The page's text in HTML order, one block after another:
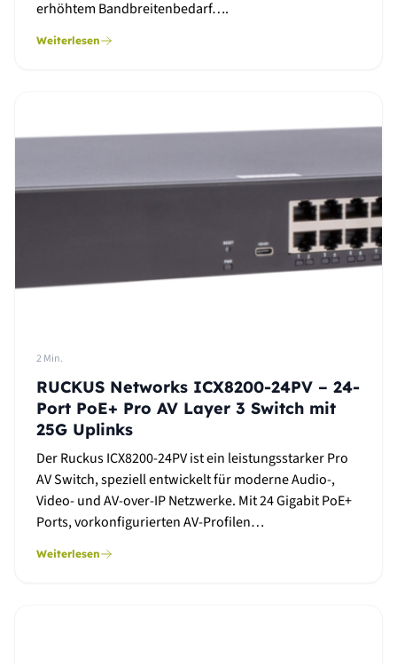
erhöhtem Bandbreitenbedarf….
Weiterlesen
2 Min.
RUCKUS Networks ICX8200-24PV – 24-
Port PoE+ Pro AV Layer 3 Switch mit
25G Uplinks
Der Ruckus ICX8200-24PV ist ein leistungsstarker Pro
AV Switch, speziell entwickelt für moderne Audio-,
Video- und AV-over-IP Netzwerke. Mit 24 Gigabit PoE+
Ports, vorkonfigurierten AV-Profilen…
Weiterlesen